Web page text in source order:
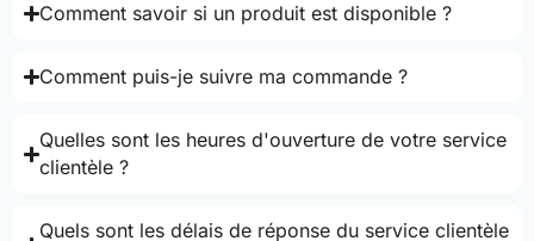
Comment savoir si un produit est disponible ?
Comment puis-je suivre ma commande ?
Quelles sont les heures d'ouverture de votre service
clientèle ?
Quels sont les délais de réponse du service clientèle